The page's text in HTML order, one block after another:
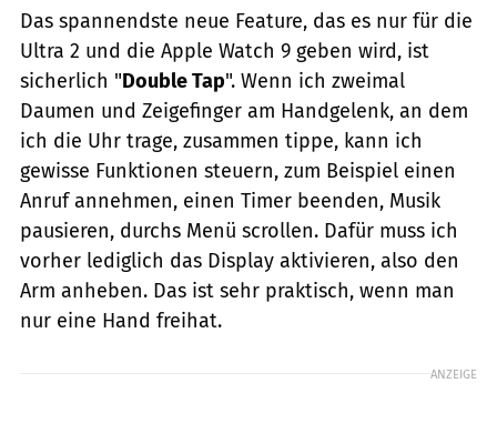
Das spannendste neue Feature, das es nur für die
Ultra 2 und die Apple Watch 9 geben wird, ist
sicherlich "Double Tap". Wenn ich zweimal
Daumen und Zeigefinger am Handgelenk, an dem
ich die Uhr trage, zusammen tippe, kann ich
gewisse Funktionen steuern, zum Beispiel einen
Anruf annehmen, einen Timer beenden, Musik
pausieren, durchs Menü scrollen. Dafür muss ich
vorher lediglich das Display aktivieren, also den
Arm anheben. Das ist sehr praktisch, wenn man
nur eine Hand freihat.
ANZEIGE